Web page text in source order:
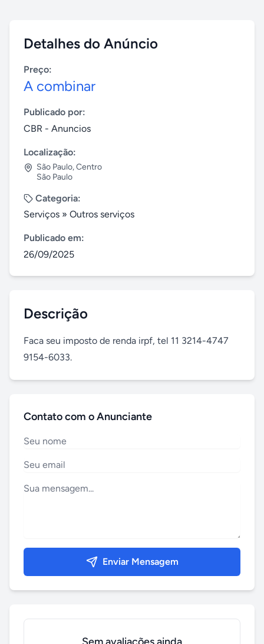
Detalhes do Anúncio
Preço:
A combinar
Publicado por:
CBR - Anuncios
Localização:
São Paulo,Centro
São Paulo
Categoria:
Serviços » Outros serviços
Publicado em:
26/09/2025
Descrição
Faca seu imposto de renda irpf, tel 11 3214-4747
9154-6033.
Contato com o Anunciante
Enviar Mensagem